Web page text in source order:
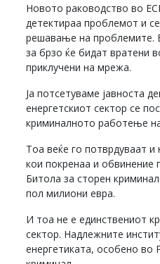
Новото раководство во
детектираа проблемот и
решавање на проблемите.
за брзо ќе бидат вратени
приклучени на мрежа.
Ја потсетуваме јавноста
енергетскиот сектор се
криминалното работење
Тоа веќе го потврдуваат
кои покренаа и обвинение
Битола за сторен
пол милиони евра.
И тоа не е единствениот
сектор. Надлежните
енергетиката, особено во